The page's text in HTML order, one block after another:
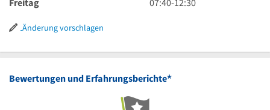
30
Uhr
Freitag
12
30
07:40-12:30
Änderung vorschlagen
Bewertungen und Erfahrungsberichte*